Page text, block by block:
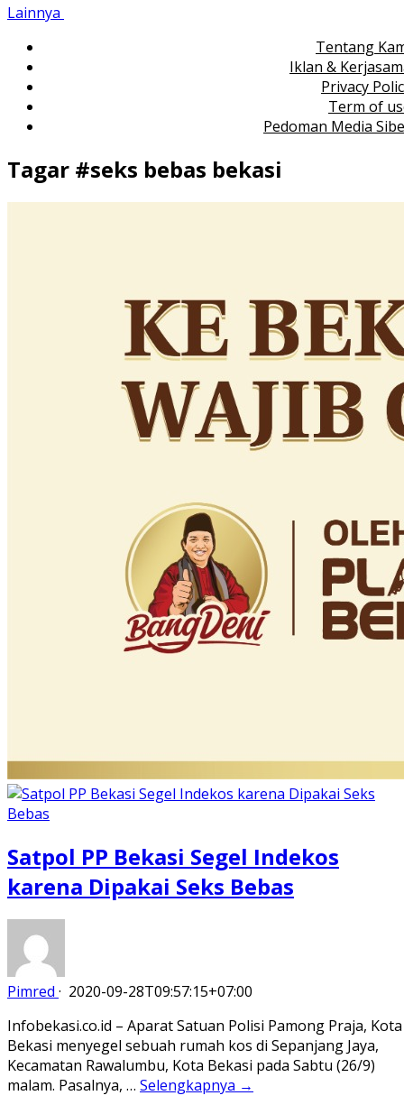
Lainnya
Tentang
Iklan &
Privacy
Term of
Pedoman Media
Tagar #seks bebas bekasi
Satpol PP Bekasi Segel Indekos
karena Dipakai Seks Bebas
Pimred · 2020-09-28T09:57:15+07:00
Infobekasi.co.id – Aparat Satuan Polisi Pamong Praja, Kota
Bekasi menyegel sebuah rumah kos di Sepanjang Jaya,
Kecamatan Rawalumbu, Kota Bekasi pada Sabtu (26/9)
malam. Pasalnya, … Selengkapnya →